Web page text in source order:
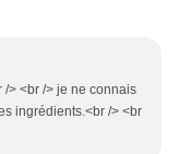
> <br /> je ne connais
ingrédients.<br /> <br